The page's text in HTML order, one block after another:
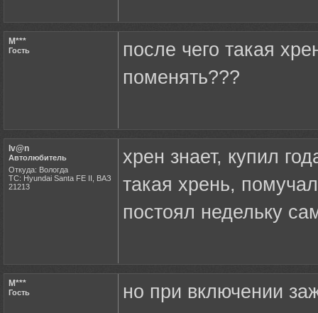
M***
Гость
после чего такая
поменять???
Iv@n
Автолюбитель
Откуда: Вологда
ТС: Hyundai Santa FE II, ВАЗ
21213
хрен знает, купил
такая хрень,
постоял недельку
M***
Гость
но при включении